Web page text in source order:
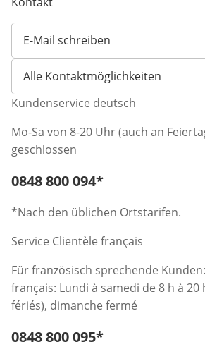
E-Mail schreiben
Öffnet E-Mail-Client
Alle Kontaktmöglichkeiten
Kundenservice deutsch
Mo-Sa von 8-20 Uhr (auch an
geschlossen
Telefonnummer:
0848 800 094*
*Nach den üblichen Ortstarifen.
Service Clientèle français
Für französisch sprechende
français: Lundi à samedi de 8 h à 20
fériés), dimanche fermé
Telefonnummer:
0848 800 095*